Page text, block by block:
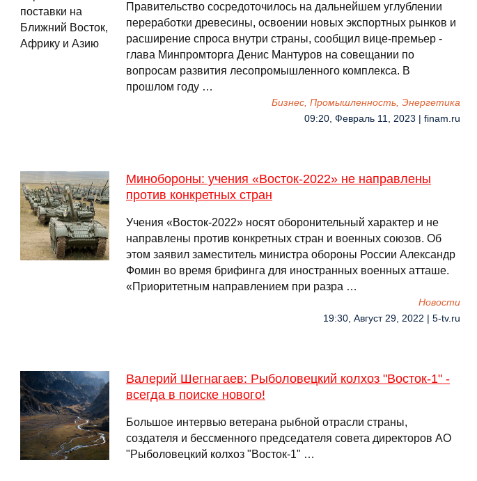
Правительство сосредоточилось на дальнейшем углублении
переработки древесины, освоении новых экспортных рынков и
расширение спроса внутри страны, сообщил вице-премьер -
глава Минпромторга Денис Мантуров на совещании по
вопросам развития лесопромышленного комплекса. В
прошлом году …
Бизнес, Промышленность, Энергетика
09:20, Февраль 11, 2023 | finam.ru
Минобороны: учения «Восток-2022» не направлены
против конкретных стран
Учения «Восток-2022» носят оборонительный характер и не
направлены против конкретных стран и военных союзов. Об
этом заявил заместитель министра обороны России Александр
Фомин во время брифинга для иностранных военных атташе.
«Приоритетным направлением при разра …
Новости
19:30, Август 29, 2022 | 5-tv.ru
Валерий Шегнагаев: Рыболовецкий колхоз "Восток-1" -
всегда в поиске нового!
Большое интервью ветерана рыбной отрасли страны,
создателя и бессменного председателя совета директоров АО
"Рыболовецкий колхоз "Восток-1" …